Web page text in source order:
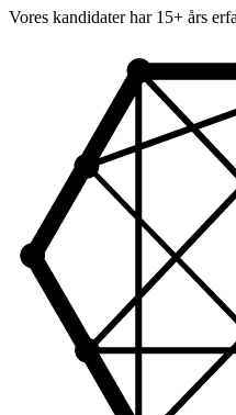
Vores kandidater har 15+ års